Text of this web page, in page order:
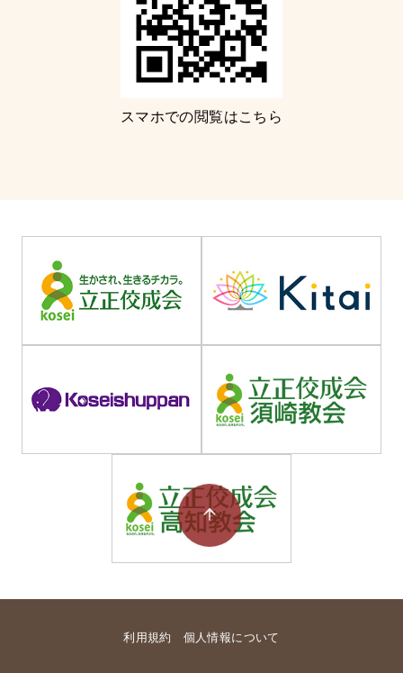
スマホでの閲覧はこちら
利用規約 個人情報について